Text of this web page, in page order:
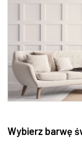
Wybierz barwę